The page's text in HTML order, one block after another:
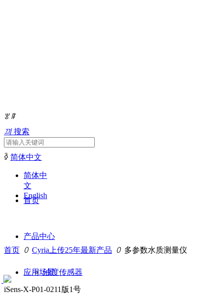
끠 搜索
ꀅ 简体中文
简体中
文
English
首页
产品中心
浊度传感器
应用场景
ꂃ ꁹ
首页 ꄲ Cyria上传25年最新产品 ꄲ 多参数水质测量仪
iSens-X-P01-0211版1号